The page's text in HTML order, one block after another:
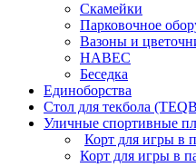
Скамейки
Парковочное
Вазоны и
НАВЕС
Беседка
Единоборства
Стол для текбола
Уличные спортивные
Корт для игры в
Корт для игры в